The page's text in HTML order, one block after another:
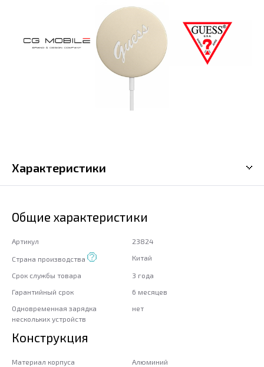
Характеристики
Общие характеристики
Артикул 23824
Страна производства Китай
Срок службы товара
3 года
Гарантийный срок
6 месяцев
Одновременная зарядка
нескольких устройств
нет
Конструкция
Материал корпуса Алюминий